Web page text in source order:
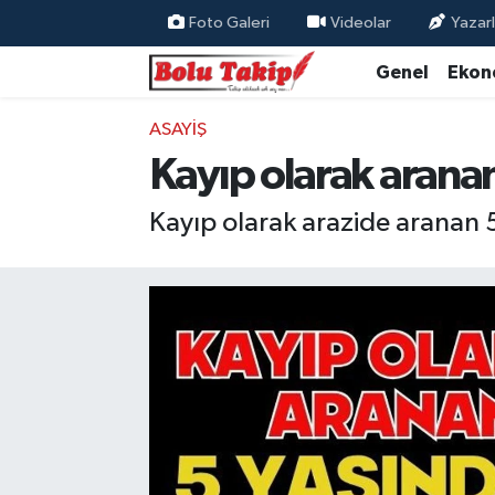
Foto Galeri Videolar
Genel
ASAYIŞ
Kayıp olarak
Kayıp olarak arazide